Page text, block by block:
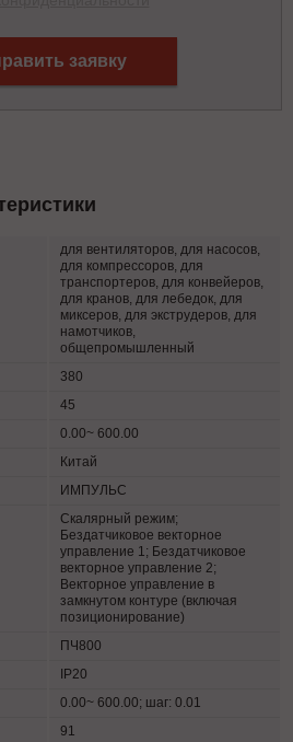
заявку
для вентиляторов, для насосов,
для компрессоров, для
транспортеров, для конвейеров,
для кранов, для лебедок, для
миксеров, для экструдеров, для
намотчиков,
общепромышленный
380
45
0.00~ 600.00
Китай
ИМПУЛЬС
Скалярный режим;
Бездатчиковое векторное
управление 1; Бездатчиковое
векторное управление 2;
Векторное управление в
замкнутом контуре (включая
позиционирование)
ПЧ800
IP20
0.00~ 600.00; шаг: 0.01
91